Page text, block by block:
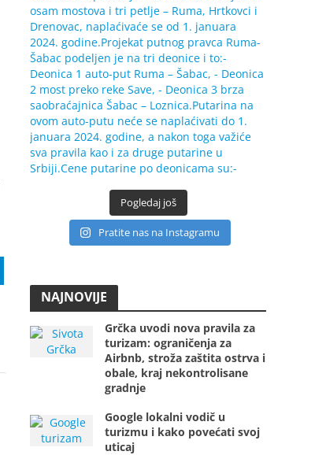
Pogledaj još
Pratite nas na Instagramu
NAJNOVIJE
Grčka uvodi nova pravila za
turizam: ograničenja za
Airbnb, stroža zaštita ostrva i
obale, kraj nekontrolisane
gradnje
Google lokalni vodič u
turizmu i kako povećati svoj
uticaj